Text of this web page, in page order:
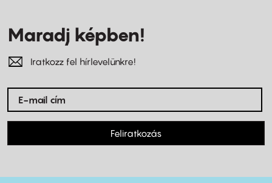
Maradj képben!
Iratkozz fel hírlevelünkre!
Feliratkozás